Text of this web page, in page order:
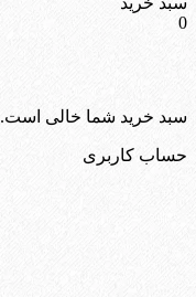
0
سبد خرید شما خالی است.
حساب کاربری